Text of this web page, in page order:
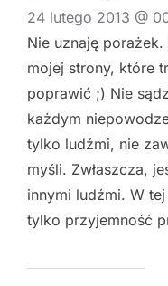
24 lutego 2013 @
Nie uznaję
mojej strony, które
poprawić ;) Nie
każdym
tylko ludźmi, nie
myśli. Zwłaszcza,
innymi ludźmi. W
tylko przyjemność